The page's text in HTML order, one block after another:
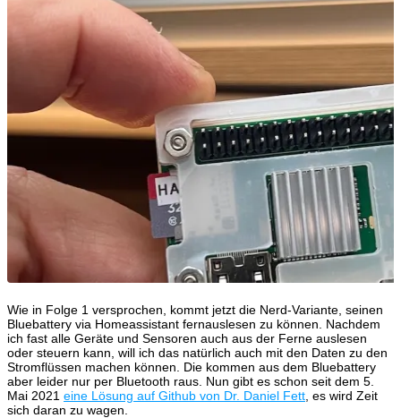
Wie in Folge 1 versprochen, kommt jetzt die Nerd-Variante, seinen
Bluebattery via Homeassistant fernauslesen zu können. Nachdem
ich fast alle Geräte und Sensoren auch aus der Ferne auslesen
oder steuern kann, will ich das natürlich auch mit den Daten zu den
Stromflüssen machen können. Die kommen aus dem Bluebattery
aber leider nur per Bluetooth raus. Nun gibt es schon seit dem 5.
Mai 2021 eine Lösung auf Github von Dr. Daniel Fett , es wird Zeit
sich daran zu wagen.